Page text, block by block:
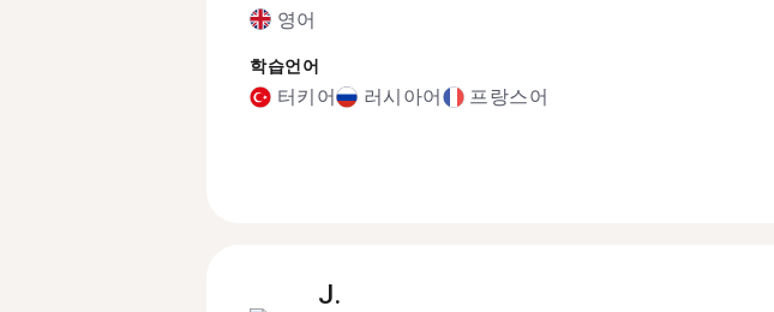
영어
학습언어
터키어 러시아어 프랑스어
J.